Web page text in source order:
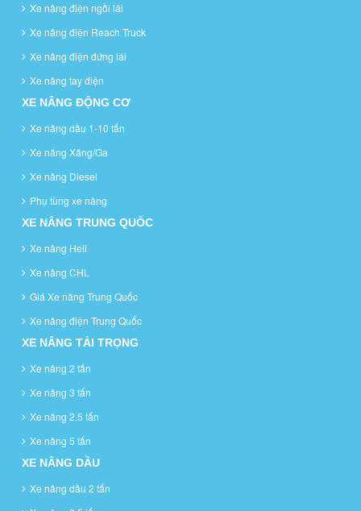
Xe nâng điện ngồi lái
Xe nâng điện Reach Truck
Xe nâng điện đứng lái
Xe nâng tay điện
XE NÂNG ĐỘNG CƠ
Xe nâng dầu 1-10 tấn
Xe nâng Xăng/Ga
Xe nâng Diesel
Phụ tùng xe nâng
XE NÂNG TRUNG QUỐC
Xe nâng Heli
Xe nâng CHL
Giá Xe nâng Trung Quốc
Xe nâng điện Trung Quốc
XE NÂNG TẢI TRỌNG
Xe nâng 2 tấn
Xe nâng 3 tấn
Xe nâng 2.5 tấn
Xe nâng 5 tấn
XE NÂNG DẦU
Xe nâng dầu 2 tấn